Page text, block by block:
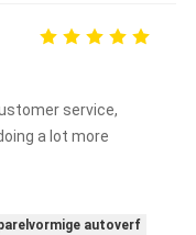
service,
a lot more
autoverf